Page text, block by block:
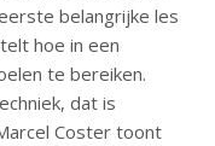
belangrijke les
hoe in een
te bereiken.
dat is
Coster toont